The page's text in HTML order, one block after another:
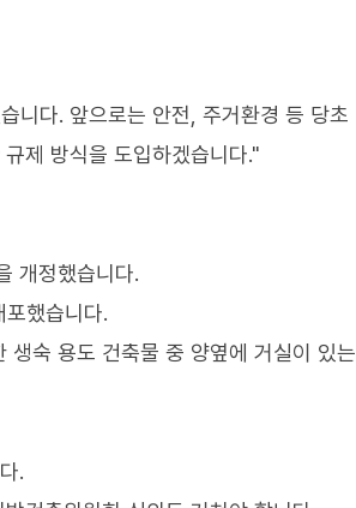
니다. 앞으로는 안전, 주거환경 등 당초
제 방식을 도입하겠습니다."
개정했습니다.
했습니다.
숙 용도 건축물 중 양옆에 거실이 있는
.